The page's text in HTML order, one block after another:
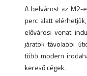
A belvárost az M2-
perc alatt
elővárosi vonat
járatok távolabbi
több modern
kereső cégek.